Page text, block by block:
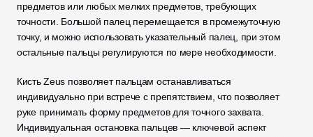
предметов или любых мелких предметов, требующих
точности. Большой палец перемещается в промежуточную
точку, и можно использовать указательный палец, при этом
остальные пальцы регулируются по мере необходимости.
Кисть Zeus позволяет пальцам останавливаться
индивидуально при встрече с препятствием, что позволяет
руке принимать форму предметов для точного захвата.
Индивидуальная остановка пальцев — ключевой аспект